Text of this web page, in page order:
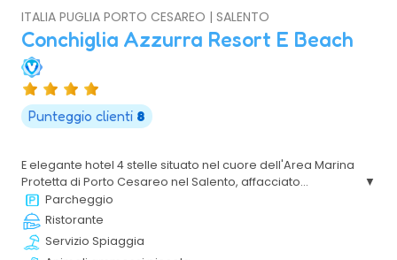
ITALIA PUGLIA PORTO CESAREO | SALENTO
Conchiglia Azzurra Resort E Beach
Punteggio clienti 8
E elegante hotel 4 stelle situato nel cuore dell'Area Marina
Protetta di Porto Cesareo nel Salento, affacciato
direttamente su una spiaggia bianca attrezzata. Immerso
in 12 ettari di bacini salati, di fronte all'Isola dei Conigli e
vicino alle Torri Normanne. Recentemente rinnovato, offre
circa 60 camere in stile mediterraneo, ascensore un
Parcheggio
Ristorante
Servizio Spiaggia